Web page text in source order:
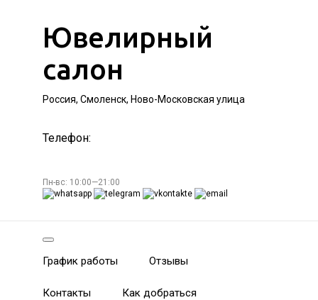
Ювелирный
салон
Россия, Смоленск, Ново-Московская улица
Телефон:
Пн-вс: 10:00—21:00
График работы Отзывы
Контакты Как добраться